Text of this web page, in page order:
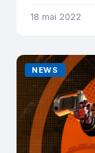
infirmée.
de la […]
18 mai 2022
NEWS